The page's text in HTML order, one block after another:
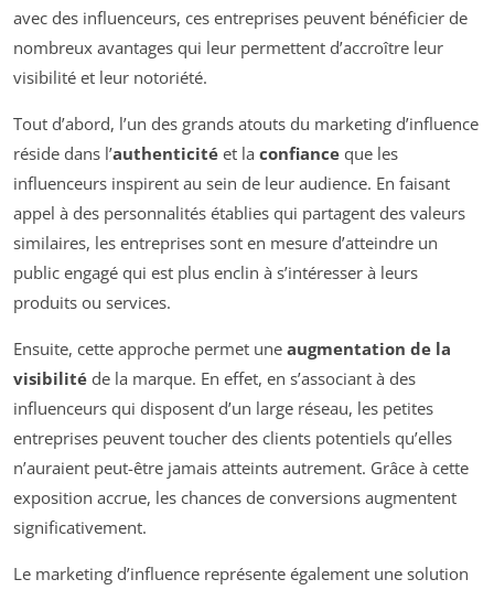
avec des influenceurs, ces entreprises peuvent bénéficier de
nombreux avantages qui leur permettent d’accroître leur
visibilité et leur notoriété.
Tout d’abord, l’un des grands atouts du marketing d’influence
réside dans l’authenticité et la confiance que les
influenceurs inspirent au sein de leur audience. En faisant
appel à des personnalités établies qui partagent des valeurs
similaires, les entreprises sont en mesure d’atteindre un
public engagé qui est plus enclin à s’intéresser à leurs
produits ou services.
Ensuite, cette approche permet une augmentation de la
visibilité de la marque. En effet, en s’associant à des
influenceurs qui disposent d’un large réseau, les petites
entreprises peuvent toucher des clients potentiels qu’elles
n’auraient peut-être jamais atteints autrement. Grâce à cette
exposition accrue, les chances de conversions augmentent
significativement.
Le marketing d’influence représente également une solution